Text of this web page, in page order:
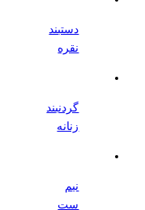
دستبند
نقره
گردنبند
زنانه
نیم
ست